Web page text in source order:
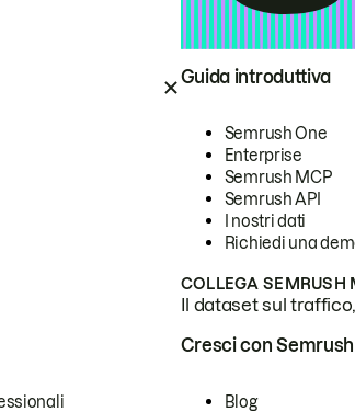
Guida introduttiva
Semrush One
Enterprise
Semrush MCP
Semrush API
I nostri dati
Richiedi una
COLLEGA SEMRUSH
Il dataset sul
Cresci con Semrush
Blog